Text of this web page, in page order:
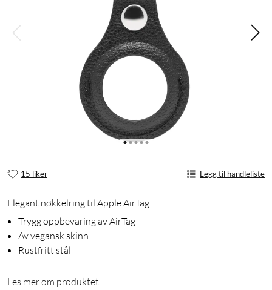
15 liker Legg til handleliste
Elegant nøkkelring til Apple AirTag
Trygg oppbevaring av AirTag
Av vegansk skinn
Rustfritt stål
Les mer om produktet